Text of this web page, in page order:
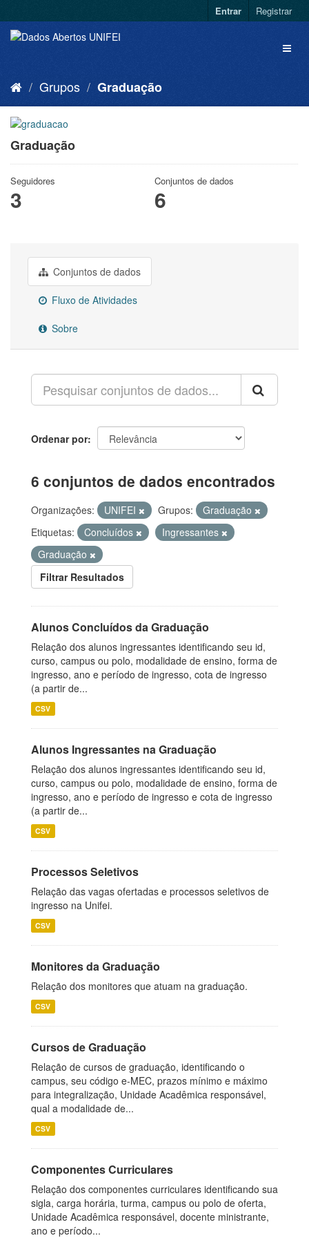
Entrar Registrar
Grupos Graduação
Graduação
Seguidores
3
Conjuntos de dados
6
Conjuntos de dados
Fluxo de Atividades
Sobre
Ordenar por
6 conjuntos de dados encontrados
Organizações: UNIFEI Grupos:
Graduação
Etiquetas:
Concluídos
Ingressantes
Graduação
Filtrar Resultados
Alunos Concluídos da Graduação
Relação dos alunos ingressantes identificando seu id,
curso, campus ou polo, modalidade de ensino, forma de
ingresso, ano e período de ingresso, cota de ingresso
(a partir de...
CSV
Alunos Ingressantes na Graduação
Relação dos alunos ingressantes identificando seu id,
curso, campus ou polo, modalidade de ensino, forma de
ingresso, ano e período de ingresso e cota de ingresso
(a partir de...
CSV
Processos Seletivos
Relação das vagas ofertadas e processos seletivos de
ingresso na Unifei.
CSV
Monitores da Graduação
Relação dos monitores que atuam na graduação.
CSV
Cursos de Graduação
Relação de cursos de graduação, identificando o
campus, seu código e-MEC, prazos mínimo e máximo
para integralização, Unidade Acadêmica responsável,
qual a modalidade de...
CSV
Componentes Curriculares
Relação dos componentes curriculares identificando sua
sigla, carga horária, turma, campus ou polo de oferta,
Unidade Acadêmica responsável, docente ministrante,
ano e período...